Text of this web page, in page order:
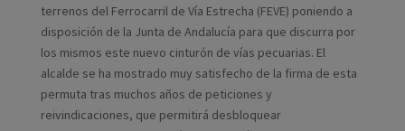
terrenos del Ferrocarril de Vía Estrecha (FEVE) poniendo a
disposición de la Junta de Andalucía para que discurra por
los mismos este nuevo cinturón de vías pecuarias. El
alcalde se ha mostrado muy satisfecho de la firma de esta
permuta tras muchos años de peticiones y
reivindicaciones, que permitirá desbloquear